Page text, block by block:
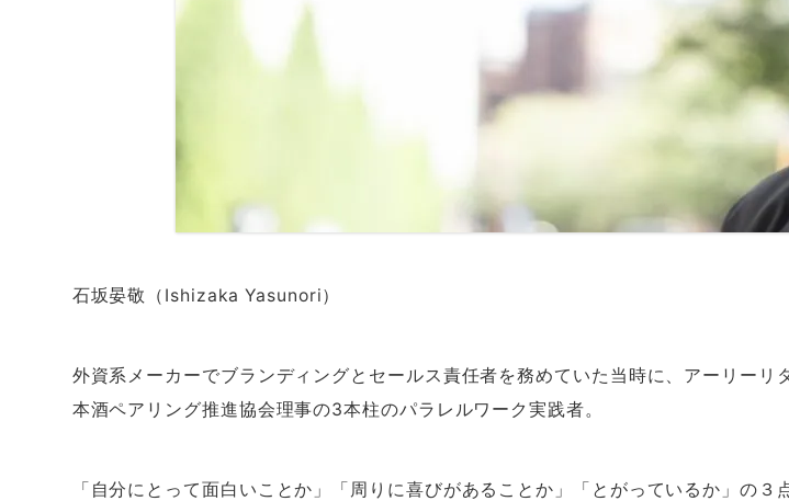
石坂晏敬（Ishizaka Yasunori）
外資系メーカーでブランディングとセールス責任者を務めていた当時に、アーリー
本酒ペアリング推進協会理事の3本柱のパラレルワーク実践者。
「自分にとって面白いことか」「周りに喜びがあることか」「とがっているか」の３